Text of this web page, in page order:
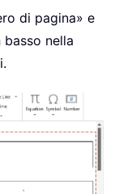
di pagina» e
nella